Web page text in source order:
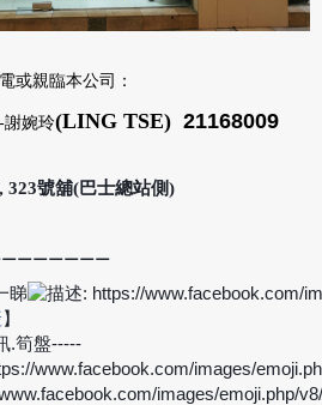
或親臨本公司 ：
-謝婉玲(LING TSE) 21168009
323號舖(巴士總站側)
睇
】
.筍盤-----